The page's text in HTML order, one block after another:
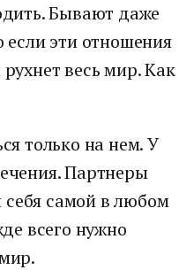
Бывают даже
эти отношения
весь мир. Как
только на нем. У
Партнеры
себя самой в любом
всего нужно